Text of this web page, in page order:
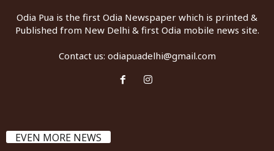
Odia Pua is the first Odia Newspaper which is printed &
Published from New Delhi & first Odia mobile news site.
Contact us: odiapuadelhi@gmail.com
EVEN MORE NEWS